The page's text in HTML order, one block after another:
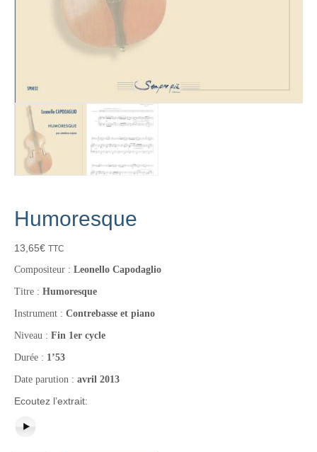
Humoresque
13,65€ TTC
Compositeur : Leonello Capodaglio
Titre : Humoresque
Instrument : Contrebasse et piano
Niveau : Fin 1er cycle
Durée : 1’53
Date parution : avril 2013
Ecoutez l’extrait: